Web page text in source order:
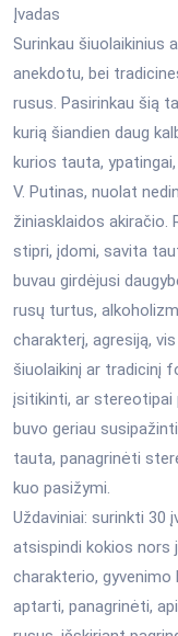
Įvadas
Surinkau šiuolaikinius
anekdotu, bei
rusus. Pasirinkau šią
kurią šiandien daug
kurios tauta,
V. Putinas, nuolat
žiniasklaidos akiračio.
stipri, įdomi, savita
buvau girdėjusi
rusų turtus,
charakterį, agresiją,
šiuolaikinį ar tradicinį
įsitikinti, ar stereotipai
buvo geriau
tauta, panagrinėti
kuo pasižymi.
Uždaviniai: surinkti 30
atsispindi kokios nors
charakterio, gyvenimo
aptarti, panagrinėti,